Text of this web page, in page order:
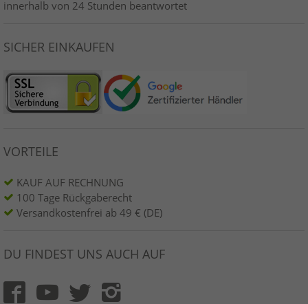
innerhalb von 24 Stunden beantwortet
SICHER EINKAUFEN
VORTEILE
KAUF AUF RECHNUNG
100 Tage Rückgaberecht
Versandkostenfrei ab 49 € (DE)
DU FINDEST UNS AUCH AUF